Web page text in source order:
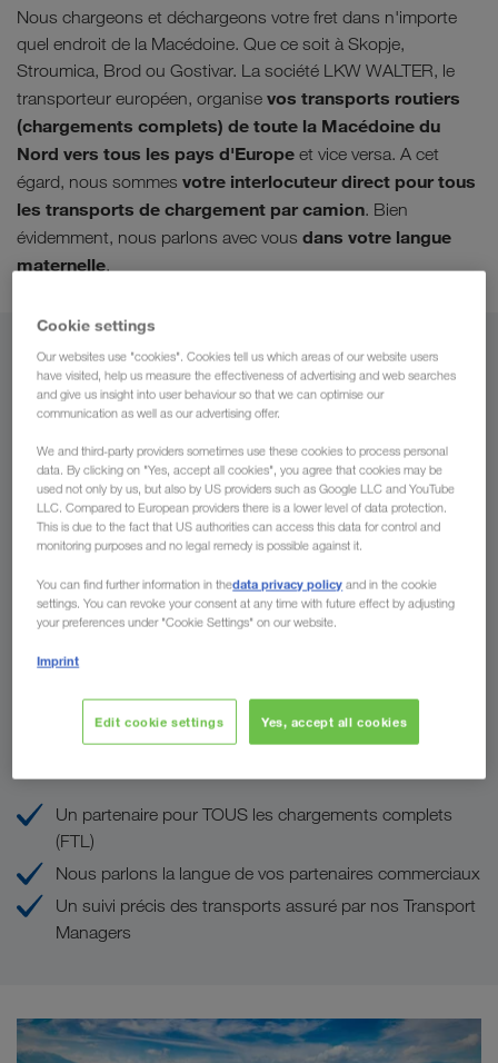
Nous chargeons et déchargeons votre fret dans n'importe
quel endroit de la Macédoine. Que ce soit à Skopje,
Stroumica, Brod ou Gostivar. La société LKW WALTER, le
transporteur européen, organise vos transports routiers
(chargements complets) de toute la Macédoine du
Nord vers tous les pays d'Europe et vice versa. A cet
égard, nous sommes votre interlocuteur direct pour tous
les transports de chargement par camion. Bien
évidemment, nous parlons avec vous dans votre langue
maternelle.
De
Maroc
Vers
Demander un devis
Vos avantages chez LKW WALTER
Un partenaire pour TOUS les chargements complets
(FTL)
Nous parlons la langue de vos partenaires commerciaux
Un suivi précis des transports assuré par nos Transport
Managers
Cookie settings
Our websites use "cookies". Cookies tell us which areas of our website users
have visited, help us measure the effectiveness of advertising and web searches
and give us insight into user behaviour so that we can optimise our
communication as well as our advertising offer.
We and third-party providers sometimes use these cookies to process personal
data. By clicking on "Yes, accept all cookies", you agree that cookies may be
used not only by us, but also by US providers such as Google LLC and YouTube
LLC. Compared to European providers there is a lower level of data protection.
This is due to the fact that US authorities can access this data for control and
monitoring purposes and no legal remedy is possible against it.
You can find further information in thedata privacy policy and in the cookie
settings. You can revoke your consent at any time with future effect by adjusting
your preferences under "Cookie Settings" on our website.
Imprint
Edit cookie settings Yes, accept all cookies